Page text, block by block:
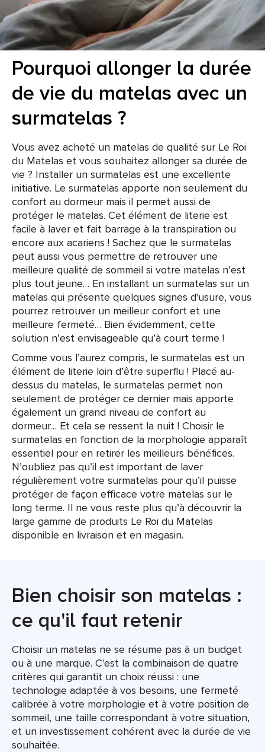
Pourquoi allonger la durée
de vie du matelas avec un
surmatelas ?
Vous avez acheté un matelas de qualité sur Le Roi
du Matelas et vous souhaitez allonger sa durée de
vie ? Installer un surmatelas est une excellente
initiative. Le surmatelas apporte non seulement du
confort au dormeur mais il permet aussi de
protéger le matelas. Cet élément de literie est
facile à laver et fait barrage à la transpiration ou
encore aux acariens ! Sachez que le surmatelas
peut aussi vous permettre de retrouver une
meilleure qualité de sommeil si votre matelas n’est
plus tout jeune… En installant un surmatelas sur un
matelas qui présente quelques signes d'usure, vous
pourrez retrouver un meilleur confort et une
meilleure fermeté… Bien évidemment, cette
solution n’est envisageable qu’à court terme !
Comme vous l’aurez compris, le surmatelas est un
élément de literie loin d’être superflu ! Placé au-
dessus du matelas, le surmatelas permet non
seulement de protéger ce dernier mais apporte
également un grand niveau de confort au
dormeur… Et cela se ressent la nuit ! Choisir le
surmatelas en fonction de la morphologie apparaît
essentiel pour en retirer les meilleurs bénéfices.
N’oubliez pas qu’il est important de laver
régulièrement votre surmatelas pour qu’il puisse
protéger de façon efficace votre matelas sur le
long terme. Il ne vous reste plus qu’à découvrir la
large gamme de produits Le Roi du Matelas
disponible en livraison et en magasin.
Bien choisir son matelas :
ce qu'il faut retenir
Choisir un matelas ne se résume pas à un budget
ou à une marque. C'est la combinaison de quatre
critères qui garantit un choix réussi : une
technologie adaptée à vos besoins, une fermeté
calibrée à votre morphologie et à votre position de
sommeil, une taille correspondant à votre situation,
et un investissement cohérent avec la durée de vie
souhaitée.